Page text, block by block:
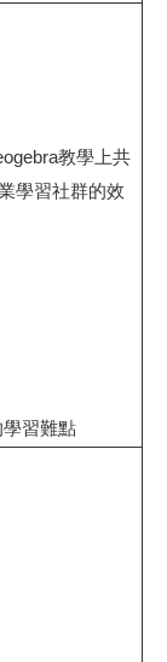
教學上共
學習社群的效
習難點